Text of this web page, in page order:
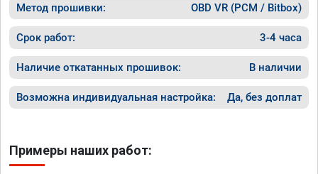
Метод прошивки: OBD VR (PCM / Bitbox)
Срок работ: 3-4 часа
Наличие откатанных прошивок: В наличии
Возможна индивидуальная настройка: Да, без доплат
Примеры наших работ: